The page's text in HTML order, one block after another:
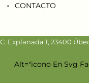
CONTACTO
C. Explanada 1, 23400
Alt="icono En Svg